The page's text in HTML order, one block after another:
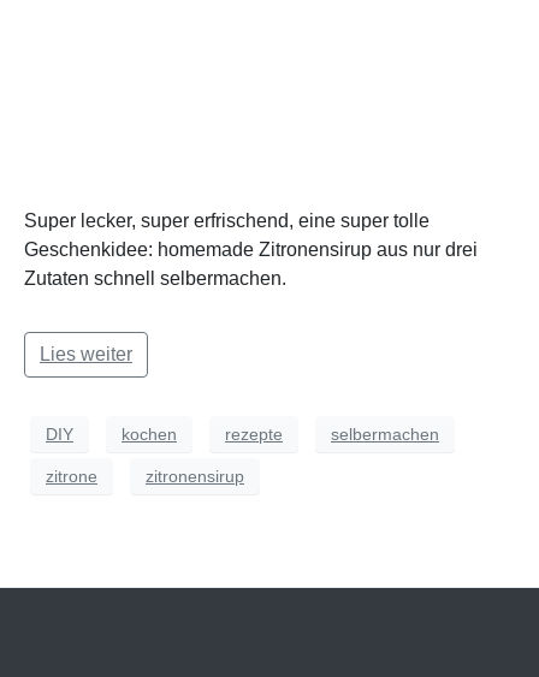
Super lecker, super erfrischend, eine super tolle
Geschenkidee: homemade Zitronensirup aus nur drei
Zutaten schnell selbermachen.
Lies weiter
DIY kochen rezepte selbermachen
zitrone zitronensirup